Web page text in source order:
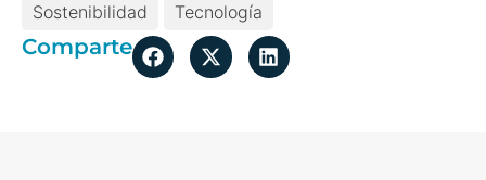
Sostenibilidad
Tecnología
Comparte